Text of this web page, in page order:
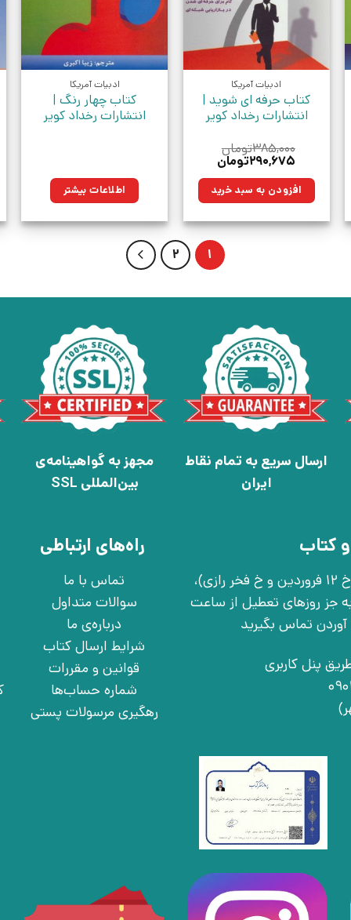
ادبیات آمریکا
کتاب حرفه ای شوید |
انتشارات رخداد کویر
۳۸۵,۰۰۰تومان
قیمت
۳۸۵,۰۰۰تومان
بود.
۲۹۰,۶۷۵تومانقیمت
۲۹۰,۶۷۵تومان.افزودن به سبد خرید
ادبیات آمریکا
کتاب چهار رنگ |
انتشارات رخداد کویر
اطلاعات بیشتر
1
2
ارسال سریع به تمام نقاط
ایران
مجهز به گواهینامه‌ی
بین‌المللی SSL
کتاب
تهران، خ انقلاب، خ 12 فروردین، خ روانمهر شرقی(بین خ 12 فروردین و خ فخر رازی)،
به جز روزهای تعطیل از ساعت
پنل کاربری
راه‌های ارتباطی
تماس با ما
سوالات متداول
درباره‌ی ما
شرایط ارسال کتاب
قوانین و مقررات
شماره حساب‌ها
رهگیری مرسولات پستی